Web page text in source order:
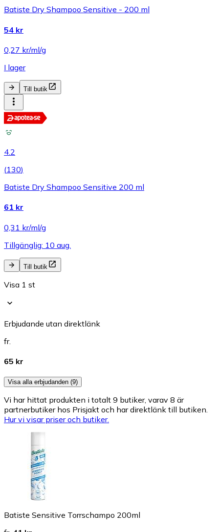
Batiste Dry Shampoo Sensitive - 200 ml
54 kr
0,27 kr/ml/g
I lager
Till butik
4.2
(130)
Batiste Dry Shampoo Sensitive 200 ml
61 kr
0,31 kr/ml/g
Tillgänglig: 10 aug.
Till butik
Visa 1 st
Erbjudande utan direktlänk
fr.
65 kr
Visa alla erbjudanden (9)
Vi har hittat produkten i totalt 9 butiker, varav 8 är
partnerbutiker hos Prisjakt och har direktlänk till butiken.
Hur vi visar priser och butiker.
Batiste Sensitive Torrschampo 200ml